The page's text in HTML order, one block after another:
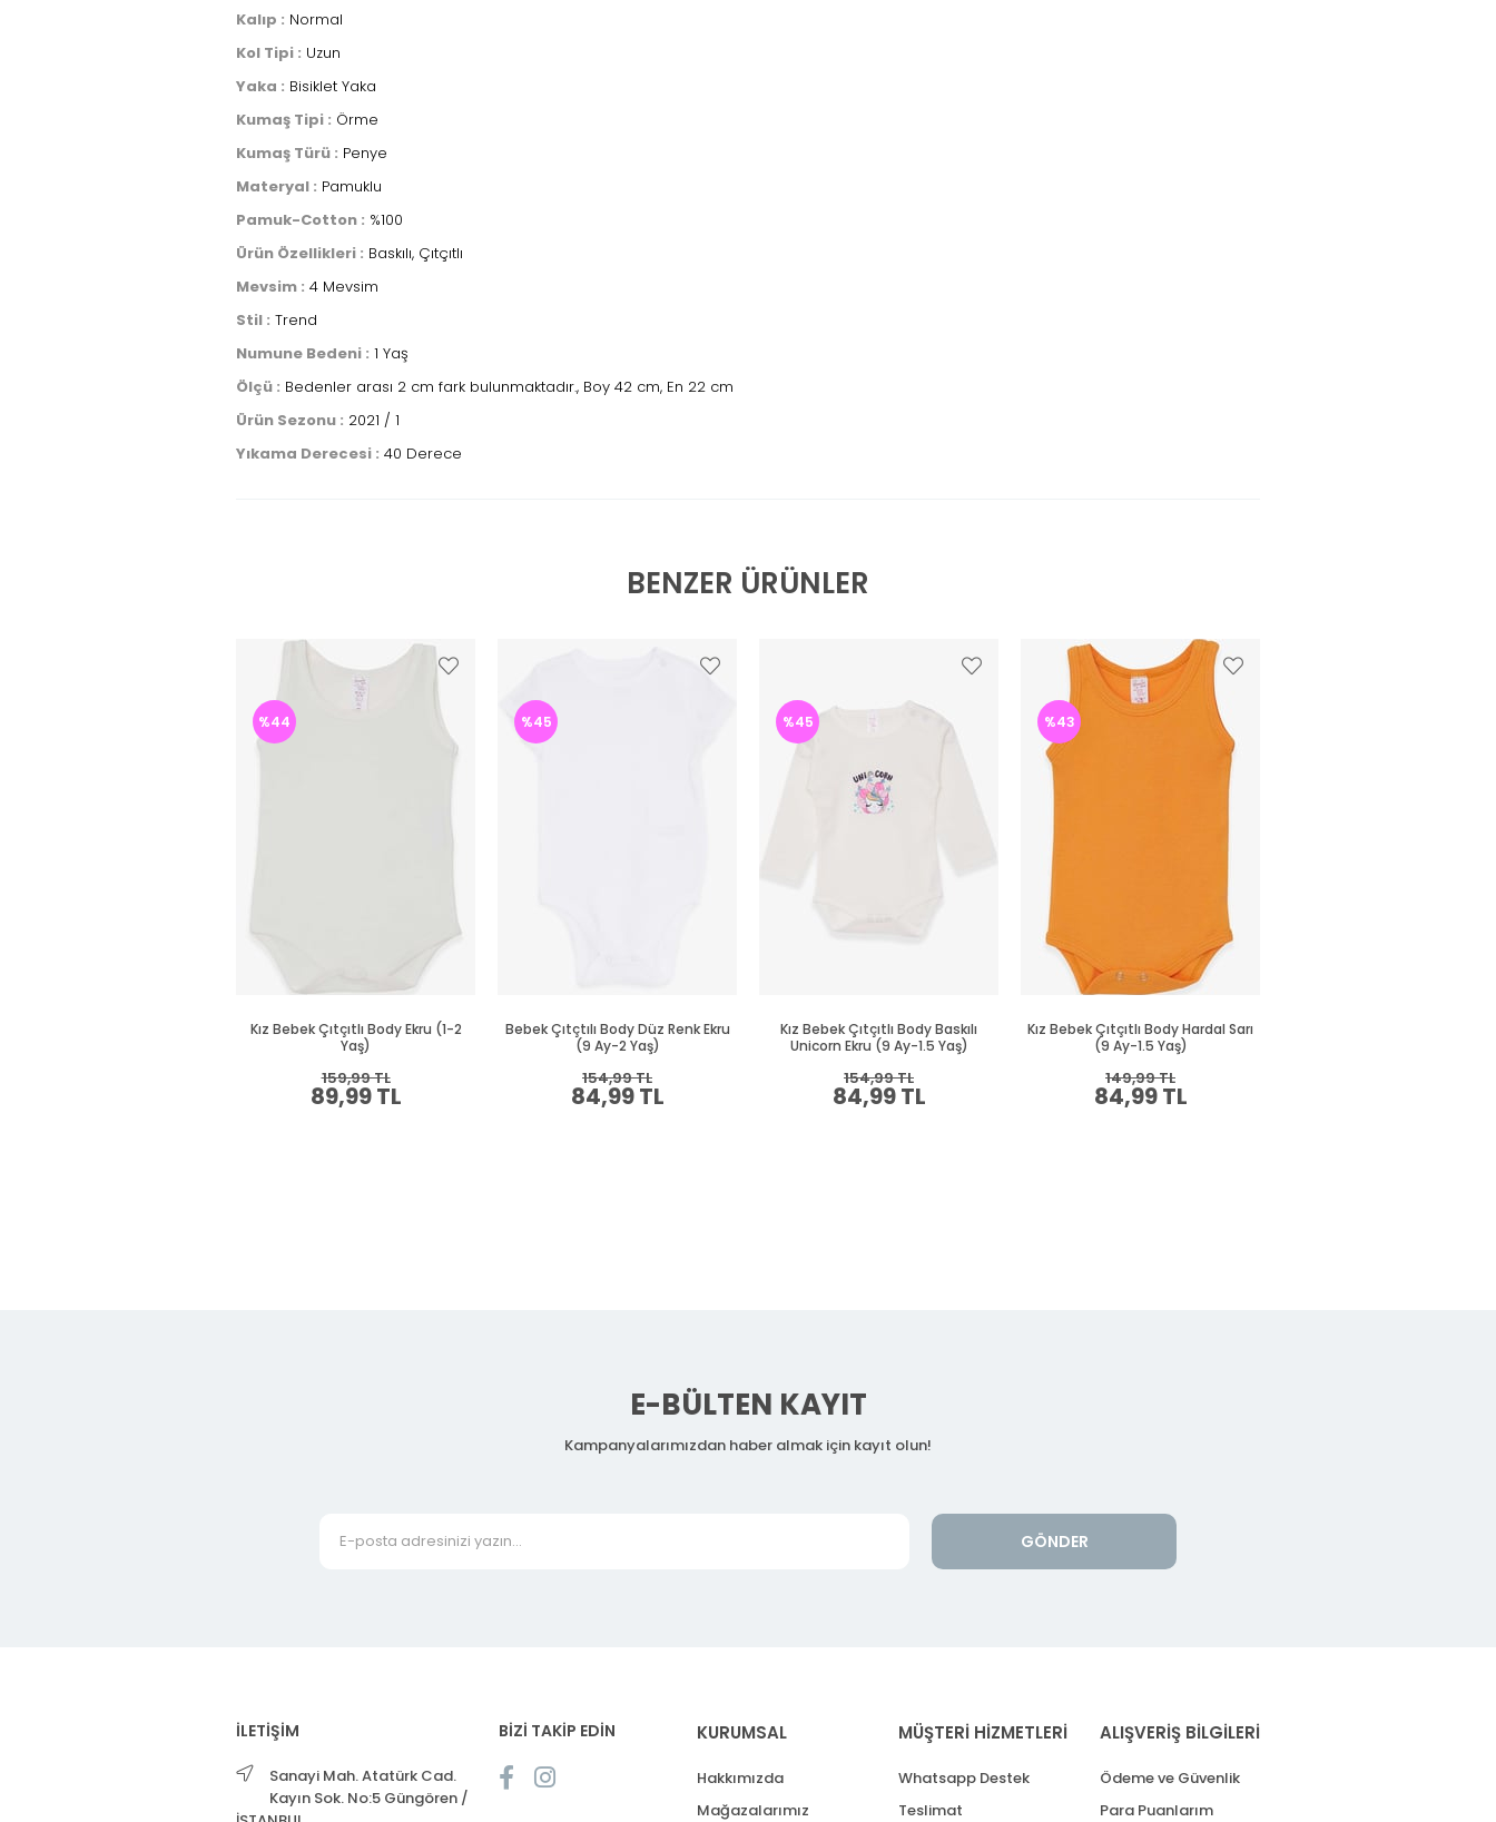
Kalıp : Normal
Kol Tipi : Uzun
Yaka : Bisiklet Yaka
Kumaş Tipi : Örme
Kumaş Türü : Penye
Materyal : Pamuklu
Pamuk-Cotton : %100
Ürün Özellikleri : Baskılı, Çıtçıtlı
Mevsim : 4 Mevsim
Stil : Trend
Numune Bedeni : 1 Yaş
Ölçü : Bedenler arası 2 cm fark bulunmaktadır., Boy 42 cm, En 22 cm
Ürün Sezonu : 2021 / 1
Yıkama Derecesi : 40 Derece
BENZER ÜRÜNLER
Kız Bebek Çıtçıtlı Body Ekru (1-2
Yaş)
89,99 TL
159,99 TL
%44
Bebek Çıtçtılı Body Düz Renk Ekru
(9 Ay-2 Yaş)
84,99 TL
154,99 TL
%45
Kız Bebek Çıtçıtlı Body Baskılı
Unicorn Ekru (9 Ay-1.5 Yaş)
84,99 TL
154,99 TL
%45
Kız Bebek Çıtçıtlı Body Hardal Sarı
(9 Ay-1.5 Yaş)
84,99 TL
149,99 TL
%43
E-BÜLTEN KAYIT
Kampanyalarımızdan haber almak için kayıt olun!
GÖNDER
İLETİŞİM
Sanayi Mah. Atatürk Cad.
Kayın Sok. No:5 Güngören /
BİZİ TAKİP EDİN KURUMSAL
Hakkımızda
Mağazalarımız
MÜŞTERİ HİZMETLERİ
Whatsapp Destek
Teslimat
ALIŞVERİŞ BİLGİLERİ
Ödeme ve Güvenlik
Para Puanlarım